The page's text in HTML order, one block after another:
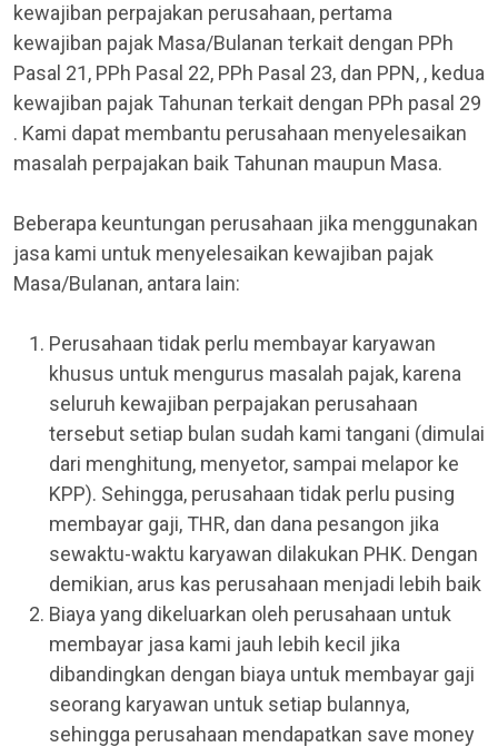
kewajiban perpajakan perusahaan, pertama
kewajiban pajak Masa/Bulanan terkait dengan PPh
Pasal 21, PPh Pasal 22, PPh Pasal 23, dan PPN, , kedua
kewajiban pajak Tahunan terkait dengan PPh pasal 29
. Kami dapat membantu perusahaan menyelesaikan
masalah perpajakan baik Tahunan maupun Masa.
Beberapa keuntungan perusahaan jika menggunakan
jasa kami untuk menyelesaikan kewajiban pajak
Masa/Bulanan, antara lain:
Perusahaan tidak perlu membayar karyawan
khusus untuk mengurus masalah pajak, karena
seluruh kewajiban perpajakan perusahaan
tersebut setiap bulan sudah kami tangani (dimulai
dari menghitung, menyetor, sampai melapor ke
KPP). Sehingga, perusahaan tidak perlu pusing
membayar gaji, THR, dan dana pesangon jika
sewaktu-waktu karyawan dilakukan PHK. Dengan
demikian, arus kas perusahaan menjadi lebih baik
Biaya yang dikeluarkan oleh perusahaan untuk
membayar jasa kami jauh lebih kecil jika
dibandingkan dengan biaya untuk membayar gaji
seorang karyawan untuk setiap bulannya,
sehingga perusahaan mendapatkan save money